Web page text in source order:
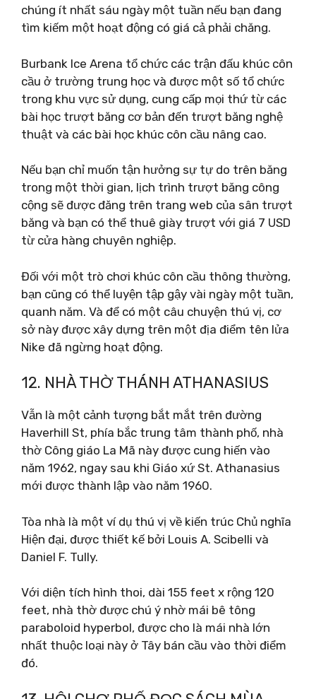
chúng ít nhất sáu ngày một tuần nếu bạn đang
tìm kiếm một hoạt động có giá cả phải chăng.
Burbank Ice Arena tổ chức các trận đấu khúc côn
cầu ở trường trung học và được một số tổ chức
trong khu vực sử dụng, cung cấp mọi thứ từ các
bài học trượt băng cơ bản đến trượt băng nghệ
thuật và các bài học khúc côn cầu nâng cao.
Nếu bạn chỉ muốn tận hưởng sự tự do trên băng
trong một thời gian, lịch trình trượt băng công
cộng sẽ được đăng trên trang web của sân trượt
băng và bạn có thể thuê giày trượt với giá 7 USD
từ cửa hàng chuyên nghiệp.
Đối với một trò chơi khúc côn cầu thông thường,
bạn cũng có thể luyện tập gậy vài ngày một tuần,
quanh năm. Và để có một câu chuyện thú vị, cơ
sở này được xây dựng trên một địa điểm tên lửa
Nike đã ngừng hoạt động.
12. NHÀ THỜ THÁNH ATHANASIUS
Vẫn là một cảnh tượng bắt mắt trên đường
Haverhill St, phía bắc trung tâm thành phố, nhà
thờ Công giáo La Mã này được cung hiến vào
năm 1962, ngay sau khi Giáo xứ St. Athanasius
mới được thành lập vào năm 1960.
Tòa nhà là một ví dụ thú vị về kiến ​​trúc Chủ nghĩa
Hiện đại, được thiết kế bởi Louis A. Scibelli và
Daniel F. Tully.
Với diện tích hình thoi, dài 155 feet x rộng 120
feet, nhà thờ được chú ý nhờ mái bê tông
paraboloid hyperbol, được cho là mái nhà lớn
nhất thuộc loại này ở Tây bán cầu vào thời điểm
đó.